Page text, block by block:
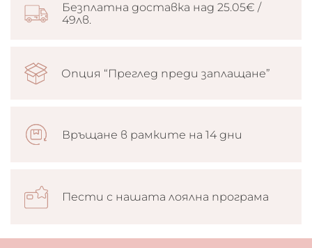
Безплатна доставка над 25.05€ /
49лв.
Опция “Преглед преди заплащане”
Връщане в рамките на 14 дни
Пести с нашата лоялна програма